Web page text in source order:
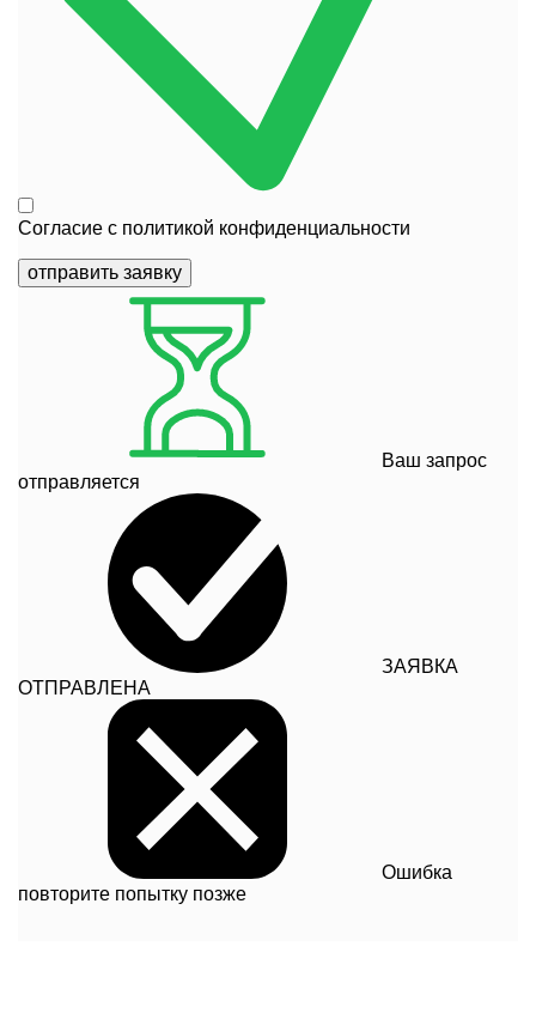
Согласие с политикой конфиденциальности
отправить заявку
Ваш запрос
отправляется
ЗАЯВКА
ОТПРАВЛЕНА
Ошибка
повторите попытку позже